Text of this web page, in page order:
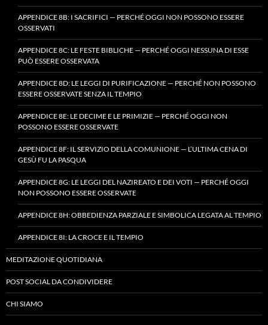
APPENDICE 8B: I SACRIFICI — PERCHÉ OGGI NON POSSONO ESSERE
OSSERVATI
APPENDICE 8C: LE FESTE BIBLICHE — PERCHÉ OGGI NESSUNA DI ESSE
PUÒ ESSERE OSSERVATA
APPENDICE 8D: LE LEGGI DI PURIFICAZIONE — PERCHÉ NON POSSONO
ESSERE OSSERVATE SENZA IL TEMPIO
APPENDICE 8E: LE DECIME E LE PRIMIZIE — PERCHÉ OGGI NON
POSSONO ESSERE OSSERVATE
APPENDICE 8F: IL SERVIZIO DELLA COMUNIONE — L’ULTIMA CENA DI
GESÙ FU LA PASQUA
APPENDICE 8G: LE LEGGI DEL NAZIREATO E DEI VOTI — PERCHÉ OGGI
NON POSSONO ESSERE OSSERVATE
APPENDICE 8H: OBBEDIENZA PARZIALE E SIMBOLICA LEGATA AL TEMPIO
APPENDICE 8I: LA CROCE E IL TEMPIO
MEDITAZIONE QUOTIDIANA
POST SOCIAL DA CONDIVIDERE
CHI SIAMO